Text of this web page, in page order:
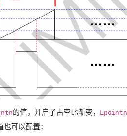
的值，开启了占空比渐变， Lpointn
可以配置：